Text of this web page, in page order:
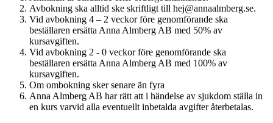
Avbokning ska alltid ske skriftligt till hej@annaalmberg.se.
Vid avbokning 4 – 2 veckor före genomförande ska
beställaren ersätta Anna Almberg AB med 50% av
kursavgiften.
Vid avbokning 2 - 0 veckor före genomförande ska
beställaren ersätta Anna Almberg AB med 100% av
kursavgiften.
Om ombokning sker senare än fyra
Anna Almberg AB har rätt att i händelse av sjukdom ställa in
en kurs varvid alla eventuellt inbetalda avgifter återbetalas.